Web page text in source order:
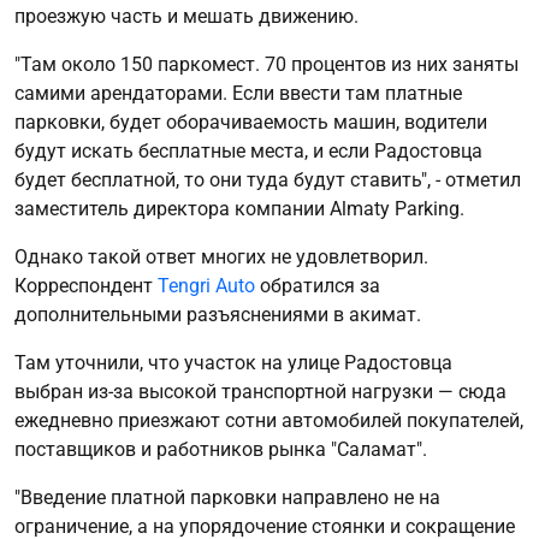
проезжую часть и мешать движению.
"Там около 150 паркомест. 70 процентов из них заняты
самими арендаторами. Если ввести там платные
парковки, будет оборачиваемость машин, водители
будут искать бесплатные места, и если Радостовца
будет бесплатной, то они туда будут ставить", - отметил
заместитель директора компании Almaty Parking.
Однако такой ответ многих не удовлетворил.
Корреспондент Tengri Auto обратился за
дополнительными разъяснениями в акимат.
Там уточнили, что участок на улице Радостовца
выбран из-за высокой транспортной нагрузки — сюда
ежедневно приезжают сотни автомобилей покупателей,
поставщиков и работников рынка "Саламат".
"Введение платной парковки направлено не на
ограничение, а на упорядочение стоянки и сокращение